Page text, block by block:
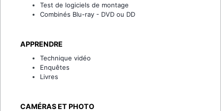
Test de logiciels de montage
Combinés Blu-ray - DVD ou DD
APPRENDRE
Technique vidéo
Enquêtes
Livres
CAMÉRAS ET PHOTO